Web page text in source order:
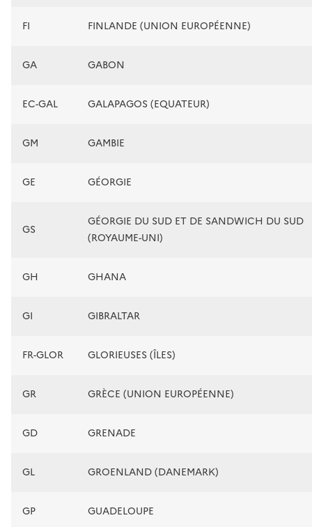
FI FINLANDE (UNION EUROPÉENNE)
GA GABON
EC-GAL GALAPAGOS (EQUATEUR)
GM GAMBIE
GE GÉORGIE
GS
GÉORGIE DU SUD ET DE SANDWICH DU SUD
(ROYAUME-UNI)
GH GHANA
GI GIBRALTAR
FR-GLOR GLORIEUSES (ÎLES)
GR GRÈCE (UNION EUROPÉENNE)
GD GRENADE
GL GROENLAND (DANEMARK)
GP GUADELOUPE